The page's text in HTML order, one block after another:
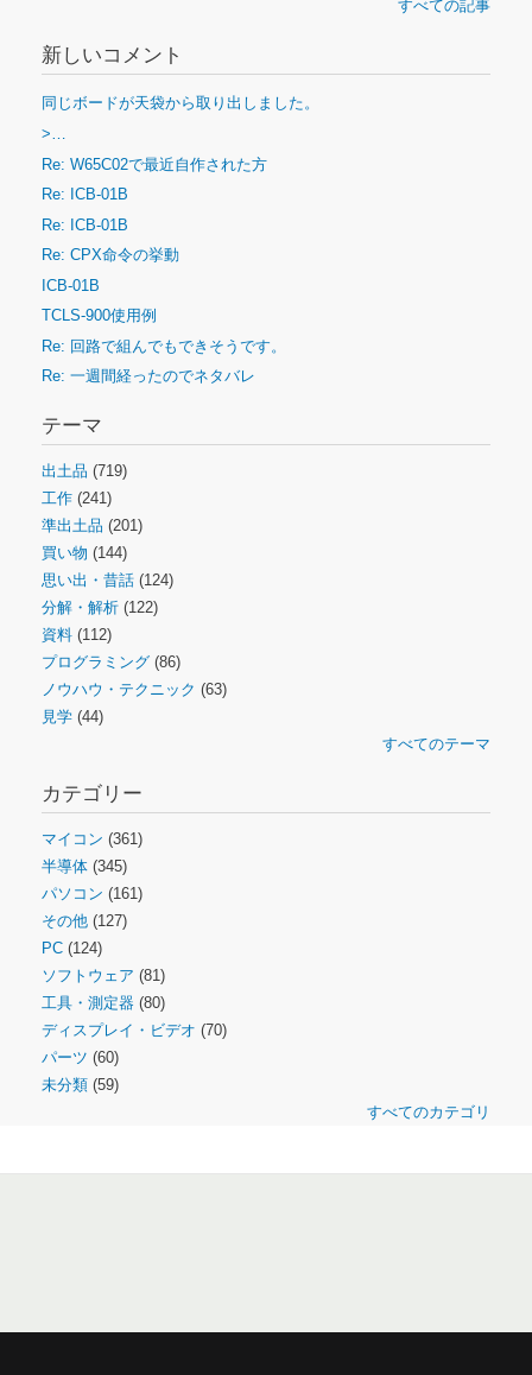
すべての記事
新しいコメント
同じボードが天袋から取り出しました。
>…
Re: W65C02で最近自作された方
Re: ICB-01B
Re: ICB-01B
Re: CPX命令の挙動
ICB-01B
TCLS-900使用例
Re: 回路で組んでもできそうです。
Re: 一週間経ったのでネタバレ
テーマ
出土品 (719)
工作 (241)
準出土品 (201)
買い物 (144)
思い出・昔話 (124)
分解・解析 (122)
資料 (112)
プログラミング (86)
ノウハウ・テクニック (63)
見学 (44)
すべてのテーマ
カテゴリー
マイコン (361)
半導体 (345)
パソコン (161)
その他 (127)
PC (124)
ソフトウェア (81)
工具・測定器 (80)
ディスプレイ・ビデオ (70)
パーツ (60)
未分類 (59)
すべてのカテゴリ